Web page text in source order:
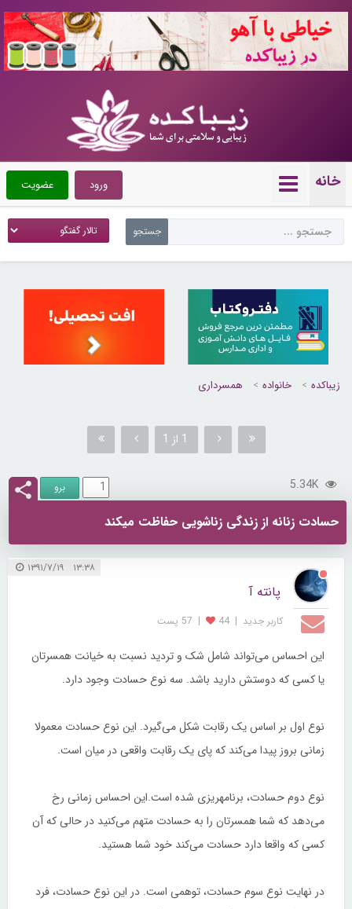
10721080
خانه عضویت ورود
زیباکده خانواده همسرداری
1 از 1
5.34K
حسادت زنانه از زندگی زناشویی حفاظت میکند
۱۳:۳۸ ۱۳۹۱/۷/۱۹
پانته آ
کاربر جديد |
44
| 57 پست
این احساس می‌تواند شامل شک و تردید نسبت به خیانت همسرتان
یا کسی که دوستش دارید باشد. سه نوع حسادت وجود دارد.
نوع اول بر اساس یک رقابت شکل می‌گیرد. این نوع حسادت معمولا
زمانی بروز پیدا می‌کند که پای یک رقابت واقعی در میان است.
نوع دوم حسادت، برنامهریزی شده است.این احساس زمانی رخ
می‌دهد که شما همسرتان را به حسادت متهم می‌کنید در حالی که آن
کسی که واقعا دارد حسادت می‌کند خود شما هستید.
در نهایت نوع سوم حسادت، توهمی است. در این نوع حسادت، فرد